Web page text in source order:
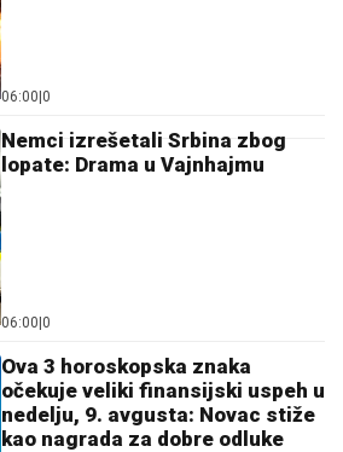
06:00|0
Nemci izrešetali Srbina zbog
lopate: Drama u Vajnhajmu
06:00|0
Ova 3 horoskopska znaka
očekuje veliki finansijski uspeh u
nedelju, 9. avgusta: Novac stiže
kao nagrada za dobre odluke